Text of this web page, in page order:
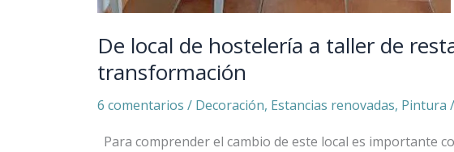
De local de hostelería a taller de
transformación
6 comentarios / Decoración, Estancias renovadas, Pintura /
Para comprender el cambio de este local es importante